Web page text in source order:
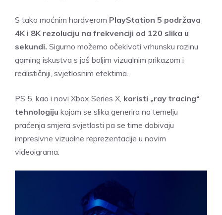
S tako moćnim hardverom PlayStation 5 podržava
4K i 8K rezoluciju na frekvenciji od 120 slika u
sekundi. Sigurno možemo očekivati vrhunsku razinu
gaming iskustva s još boljim vizualnim prikazom i
realističniji, svjetlosnim efektima.
PS 5, kao i novi Xbox Series X, koristi „ray tracing“
tehnologiju kojom se slika generira na temelju
praćenja smjera svjetlosti pa se time dobivaju
impresivne vizualne reprezentacije u novim
videoigrama.